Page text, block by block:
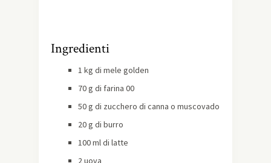
Ingredienti
1 kg di mele golden
70 g di farina 00
50 g di zucchero di canna o muscovado
20 g di burro
100 ml di latte
2 uova